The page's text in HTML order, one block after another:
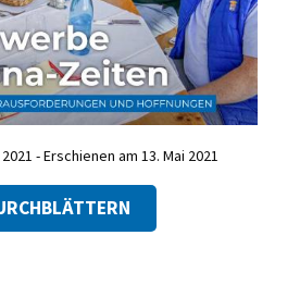
- Erschienen am 13. Mai 2021